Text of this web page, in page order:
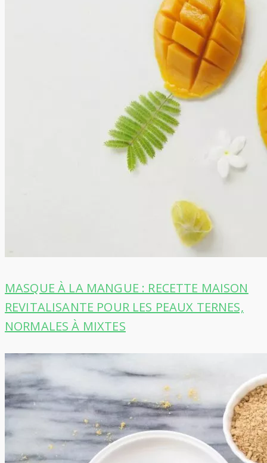
MASQUE À LA MANGUE : RECETTE MAISON
REVITALISANTE POUR LES PEAUX TERNES,
NORMALES À MIXTES